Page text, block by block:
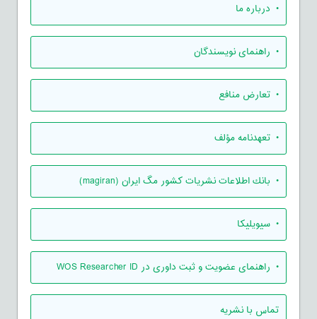
• درباره ما
• راهنمای نویسندگان
• تعارض منافع
• تعهدنامه مؤلف
• بانك اطلاعات نشريات كشور مگ ايران (magiran)
• سیویلیکا
• راهنمای عضویت و ثبت داوری در WOS Researcher ID
تماس با نشریه